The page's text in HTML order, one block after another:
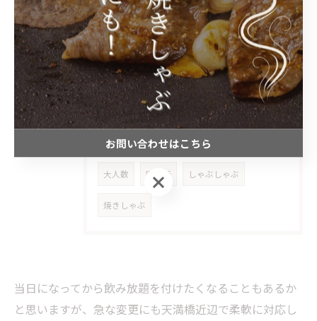
タグ Tags
天満橋 焼肉 宴会
コース ランチ 一人飲み
大人数 喫煙所 しゃぶしゃぶ
焼きしゃぶ
当日になってから飲み放題を付けたくなることもあるか
と思いますが、急な変更にも天満橋近辺で柔軟に対応し
お問い合わせはこちら
お問い合わせはこちら